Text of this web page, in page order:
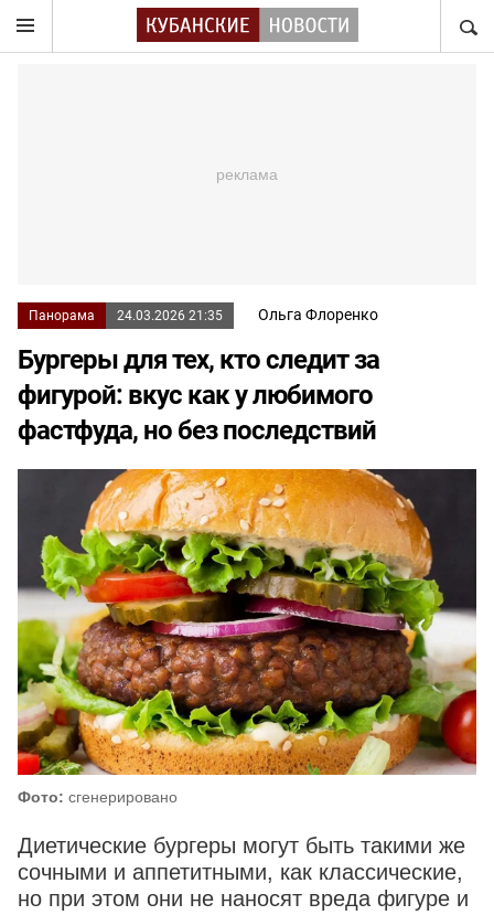
Панорама 24.03.2026 21:35 Ольга Флоренко
Бургеры для тех, кто следит за
фигурой: вкус как у любимого
фастфуда, но без последствий
Фото: сгенерировано
Диетические бургеры могут быть такими же
сочными и аппетитными, как классические,
но при этом они не наносят вреда фигуре и